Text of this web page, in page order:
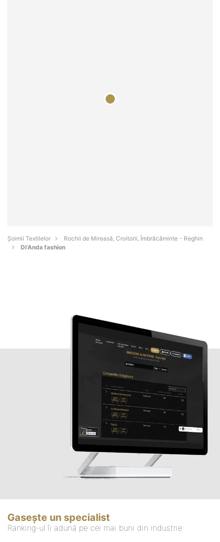
Șoimii Textilelor
Rochii de Mireasă, Croitorii, Îmbrăcăminte - Reghin
Di'Anda fashion
Gasește un specialist
Ranking-ul îi adună pe cei mai buni din industrie